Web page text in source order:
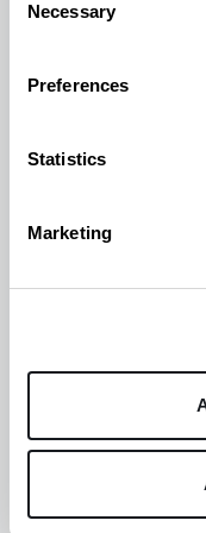
Selection
Necessary
Preferences
Statistics
Marketing
plantas
van doblando
es que cuando la
desarrolladas, la
sacamos del
en la parte de
centro y
Es una muy
ya que son las
aseguramos una
interesante. En
ahora quedarán